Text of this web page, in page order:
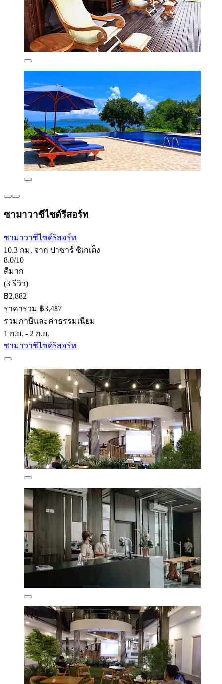
ซามาวาซีไซด์รีสอร์ท
ซามาวาซีไซด์รีสอร์ท
10.3 กม. จาก ปาซาร์ ซิเกเต็ง
8.0/10
ดีมาก
(3 รีวิว)
฿2,882
ราคารวม ฿3,487
รวมภาษีและค่าธรรมเนียม
1 ก.ย. - 2 ก.ย.
ซามาวาซีไซด์รีสอร์ท